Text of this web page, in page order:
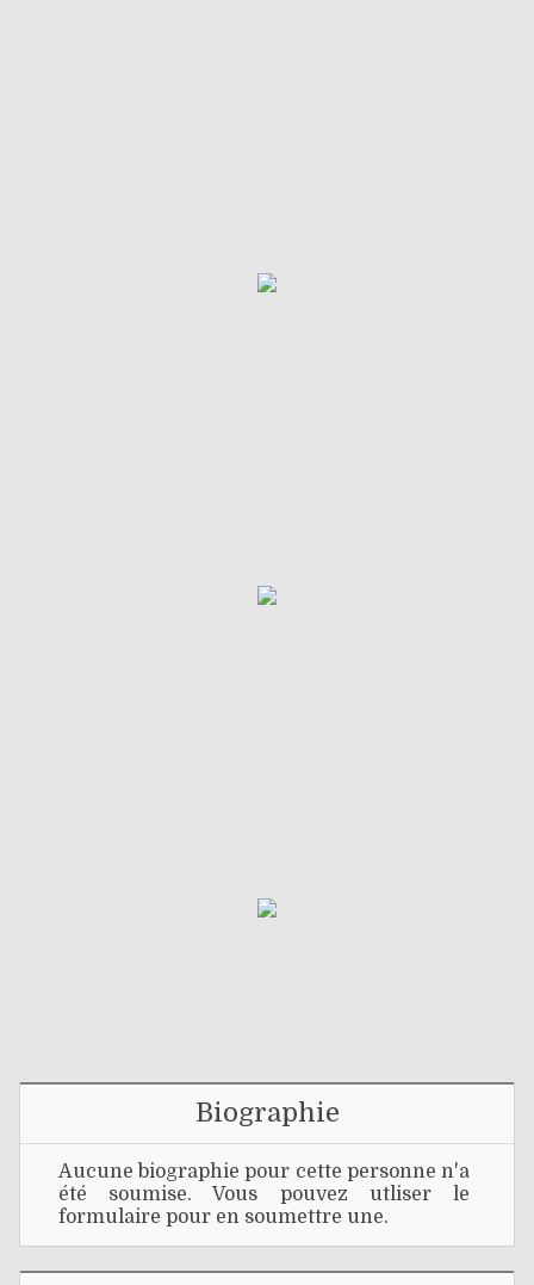
Biographie
Aucune biographie pour cette personne n'a
été soumise. Vous pouvez utliser le
formulaire pour en soumettre une.